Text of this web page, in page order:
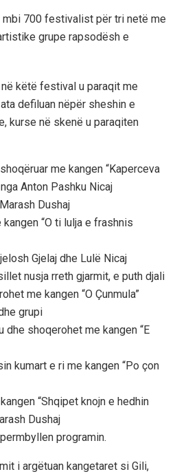
700 festivalist për tri netë me
grupe rapsodësh e
në këtë festival u paraqit me
defiluan nëpër sheshin e
kurse në skenë u paraqiten
me kangen “Kaperceva
Anton Pashku Nicaj
Dushaj
“O ti lulja e frashnis
Gjelaj dhe Lulë Nicaj
nusja rreth gjarmit, e puth djali
me kangen “O Çunmula”
grupi
shoqerohet me kangen “E
kumart e ri me kangen “Po çon
“Shqipet knojn e hedhin
Dushaj
programin.
i argëtuan kangetaret si Gili,